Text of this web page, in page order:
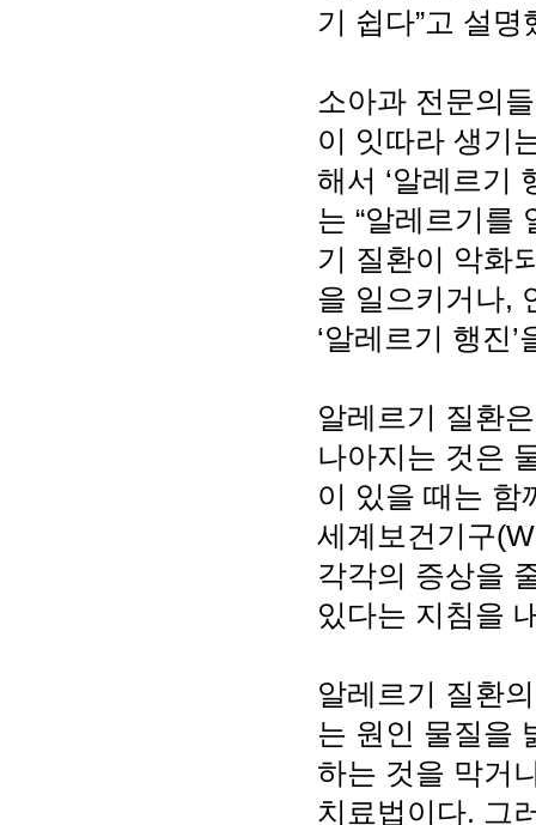
기 쉽다”고 설명
소아과 전문의
이 잇따라 생기
해서 ‘알레르기
는 “알레르기를
기 질환이 악화
을 일으키거나,
‘알레르기 행진
알레르기 질환
나아지는 것은
이 있을 때는 함
세계보건기구
각각의 증상을
있다는 지침을
알레르기 질환
는 원인 물질을
하는 것을 막거
치료법이다. 그